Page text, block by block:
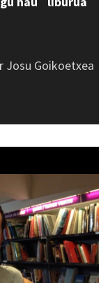
Goikoetxea